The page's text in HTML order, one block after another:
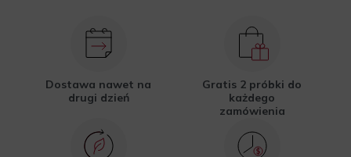
Dostawa nawet na
drugi dzień
Gratis 2 próbki do
każdego
zamówienia